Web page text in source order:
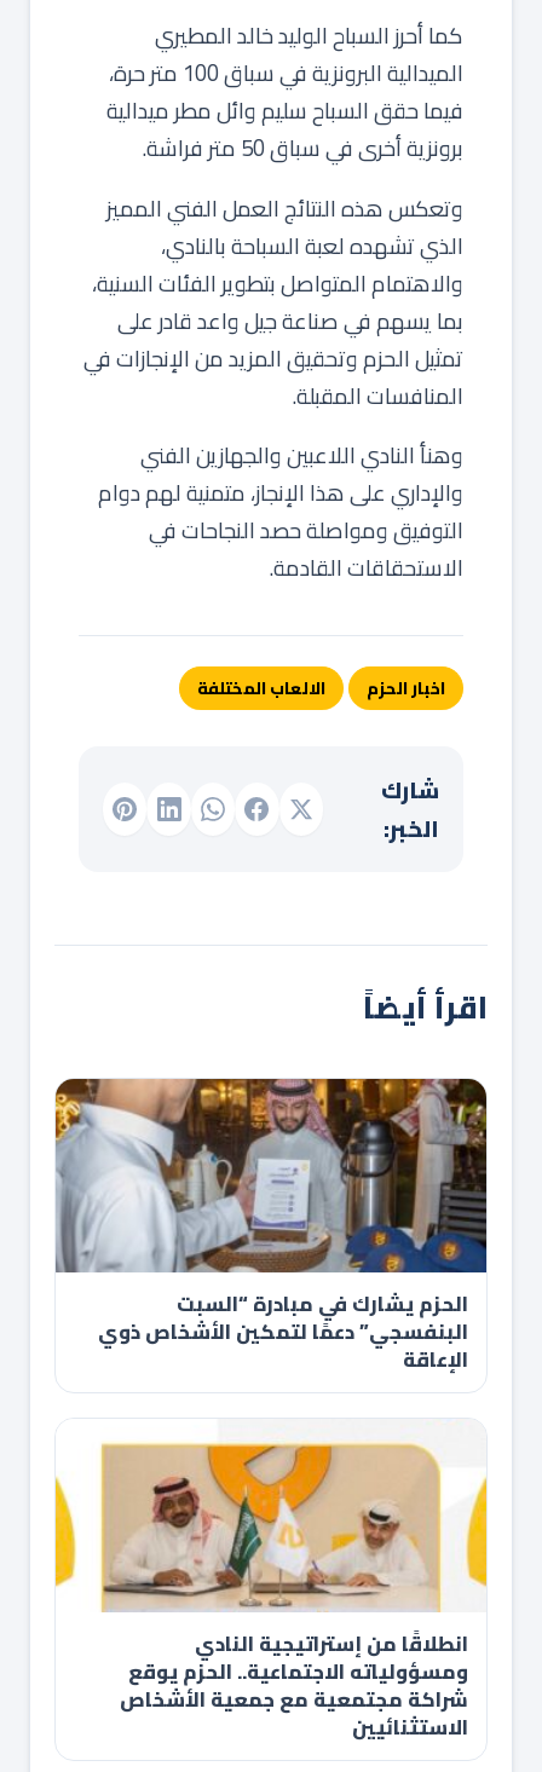
كما أحرز السباح الوليد خالد المطيري
الميدالية البرونزية في سباق 100 متر حرة،
فيما حقق السباح سليم وائل مطر ميدالية
برونزية أخرى في سباق 50 متر فراشة.
وتعكس هذه النتائج العمل الفني المميز
الذي تشهده لعبة السباحة بالنادي،
والاهتمام المتواصل بتطوير الفئات السنية،
بما يسهم في صناعة جيل واعد قادر على
تمثيل الحزم وتحقيق المزيد من الإنجازات في
المنافسات المقبلة.
وهنأ النادي اللاعبين والجهازين الفني
والإداري على هذا الإنجاز، متمنية لهم دوام
التوفيق ومواصلة حصد النجاحات في
الاستحقاقات القادمة.
اخبار الحزم الالعاب المختلفة
شارك
الخبر:
اقرأ أيضاً
الحزم يشارك في مبادرة “السبت
البنفسجي” دعمًا لتمكين الأشخاص ذوي
الإعاقة
انطلاقًا من إستراتيجية النادي
ومسؤولياته الاجتماعية.. الحزم يوقع
شراكة مجتمعية مع جمعية الأشخاص
الاستثنائيين